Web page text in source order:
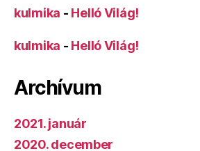
kulmika - Helló Világ!
kulmika - Helló Világ!
Archívum
2021. január
2020. december